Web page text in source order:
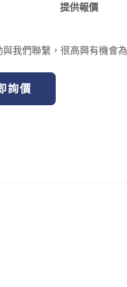
提供報價
我們聯繫，很高興有機會
詢價